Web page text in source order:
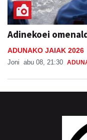
Adinekoei
ADUNAKO JAIAK 2026
Joni abu 08, 21:30